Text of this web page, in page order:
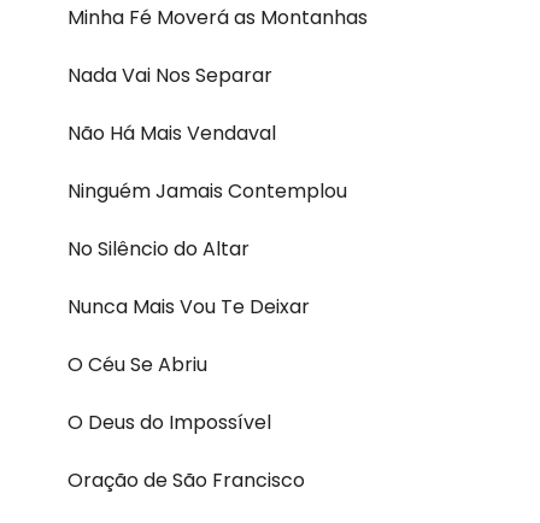
Minha Fé Moverá as Montanhas
Nada Vai Nos Separar
Não Há Mais Vendaval
Ninguém Jamais Contemplou
No Silêncio do Altar
Nunca Mais Vou Te Deixar
O Céu Se Abriu
O Deus do Impossível
Oração de São Francisco